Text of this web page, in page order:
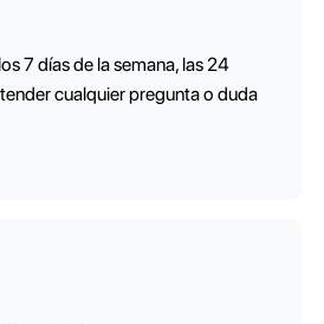
7 días de la semana, las 24
cualquier pregunta o duda